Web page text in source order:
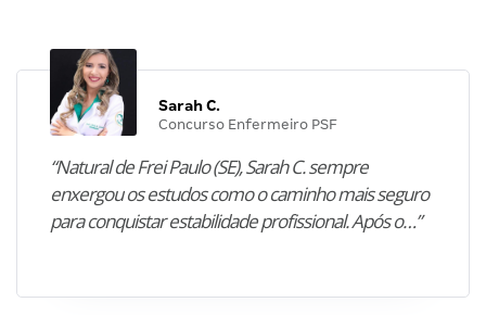
Sarah C.
Concurso Enfermeiro PSF
“Natural de Frei Paulo (SE), Sarah C. sempre
enxergou os estudos como o caminho mais seguro
para conquistar estabilidade profissional. Após o…”